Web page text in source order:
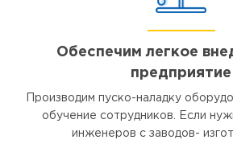
Обеспечим легкое
предприятие
Производим пуско-наладку
обучение сотрудников. Если
инженеров с заводов-